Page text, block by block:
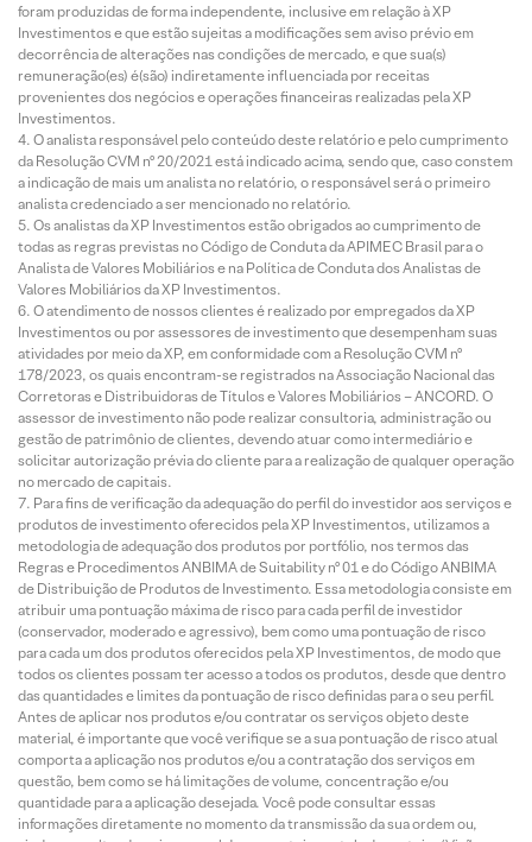
foram produzidas de forma independente, inclusive em relação à XP
Investimentos e que estão sujeitas a modificações sem aviso prévio em
decorrência de alterações nas condições de mercado, e que sua(s)
remuneração(es) é(são) indiretamente influenciada por receitas
provenientes dos negócios e operações financeiras realizadas pela XP
Investimentos.
O analista responsável pelo conteúdo deste relatório e pelo cumprimento
da Resolução CVM nº 20/2021 está indicado acima, sendo que, caso constem
a indicação de mais um analista no relatório, o responsável será o primeiro
analista credenciado a ser mencionado no relatório.
Os analistas da XP Investimentos estão obrigados ao cumprimento de
todas as regras previstas no Código de Conduta da APIMEC Brasil para o
Analista de Valores Mobiliários e na Política de Conduta dos Analistas de
Valores Mobiliários da XP Investimentos.
O atendimento de nossos clientes é realizado por empregados da XP
Investimentos ou por assessores de investimento que desempenham suas
atividades por meio da XP, em conformidade com a Resolução CVM nº
178/2023, os quais encontram-se registrados na Associação Nacional das
Corretoras e Distribuidoras de Títulos e Valores Mobiliários – ANCORD. O
assessor de investimento não pode realizar consultoria, administração ou
gestão de patrimônio de clientes, devendo atuar como intermediário e
solicitar autorização prévia do cliente para a realização de qualquer operação
no mercado de capitais.
Para fins de verificação da adequação do perfil do investidor aos serviços e
produtos de investimento oferecidos pela XP Investimentos, utilizamos a
metodologia de adequação dos produtos por portfólio, nos termos das
Regras e Procedimentos ANBIMA de Suitability nº 01 e do Código ANBIMA
de Distribuição de Produtos de Investimento. Essa metodologia consiste em
atribuir uma pontuação máxima de risco para cada perfil de investidor
(conservador, moderado e agressivo), bem como uma pontuação de risco
para cada um dos produtos oferecidos pela XP Investimentos, de modo que
todos os clientes possam ter acesso a todos os produtos, desde que dentro
das quantidades e limites da pontuação de risco definidas para o seu perfil.
Antes de aplicar nos produtos e/ou contratar os serviços objeto deste
material, é importante que você verifique se a sua pontuação de risco atual
comporta a aplicação nos produtos e/ou a contratação dos serviços em
questão, bem como se há limitações de volume, concentração e/ou
quantidade para a aplicação desejada. Você pode consultar essas
informações diretamente no momento da transmissão da sua ordem ou,